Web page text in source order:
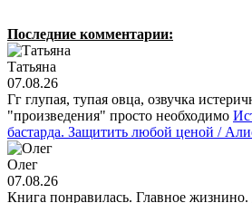
Последние комментарии:
Татьяна
07.08.26
Гг глупая, тупая овца, озвучка
"произведения" просто необходимо
бастарда. Защитить любой ценой /
Олег
07.08.26
Книга понравилась. Главное жизнино.